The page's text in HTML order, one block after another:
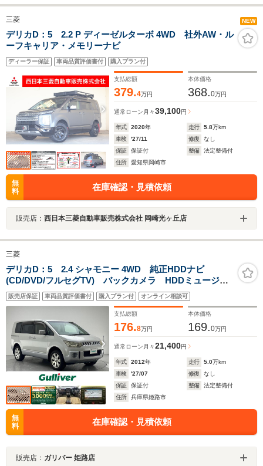
三菱 NEW
デリカD：5 2.2 P ディーゼルターボ 4WD 社外AW・ル
ーフキャリア・メモリーナビ
ディーラー保証 車両品質評価書付 購入プラン付
支払総額
379.4万円
本体価格
368.0万円
通常ローン 月々39,100円
年式 2020年 走行 5.8万km
車検
'27/11 修復
なし
保証
保証付 整備
法定整備付
住所
愛知県岡崎市
無
料
在庫確認・見積依頼
販売店： 西日本三菱自動車販売株式会社 岡崎光ヶ丘店
三菱
デリカD：5 2.4 シャモニー 4WD 純正HDDナビ
(CD/DVD/フルセグTV) バックカメラ HDDミュージッ
クサーバー 前方ドライブレコーダー ETC フルタイ
ム4WD プッシュスタート パドルシフト D席パワー
販売店保証 車両品質評価書付 購入プラン付 オンライン相談可
支払総額
176.8万円
本体価格
169.0万円
通常ローン 月々21,400円
年式 2012年 走行 5.0万km
車検
'27/07 修復
なし
保証
保証付 整備
法定整備付
住所
兵庫県姫路市
無
料
在庫確認・見積依頼
販売店： ガリバー 姫路店